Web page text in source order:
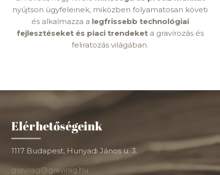
nyújtson ügyfeleinek, miközben folyamatosan követi
és alkalmazza a legfrissebb technológiai
fejlesztéseket és piaci trendeketa gravírozás és
feliratozás világában.
Elérhetőségeink
1117 Budapest, Hunyadi János u. 3.
gravirag@gravirag.hu